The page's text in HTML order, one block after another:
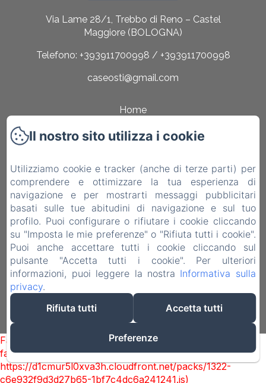
Via Lame 28/1, Trebbo di Reno – Castel
Maggiore (BOLOGNA)
Telefono: +393911700998 / +393911700998
caseosti@gmail.com
Home
Camere
Contatti
Informativa Privacy
Note legali
Informazioni sui cookie
EN
Funziona con Amenitiz
Failed to load BookingEngine/index: Loading chunk 1322
failed. (missing:
https://d1cmur5l0xva3h.cloudfront.net/packs/1322-
c6e932f9d3d27b65-1bf7c4dc6a241241.js)
Il nostro sito utilizza i cookie
Utilizziamo cookie e tracker (anche di terze parti) per
comprendere e ottimizzare la tua esperienza di
navigazione e per mostrarti messaggi pubblicitari
basati sulle tue abitudini di navigazione e sul tuo
profilo. Puoi configurare o rifiutare i cookie cliccando
su "Imposta le mie preferenze" o "Rifiuta tutti i cookie".
Puoi anche accettare tutti i cookie cliccando sul
pulsante "Accetta tutti i cookie". Per ulteriori
informazioni, puoi leggere la nostra Informativa sulla
privacy.
Rifiuta tutti
Accetta tutti
Preferenze